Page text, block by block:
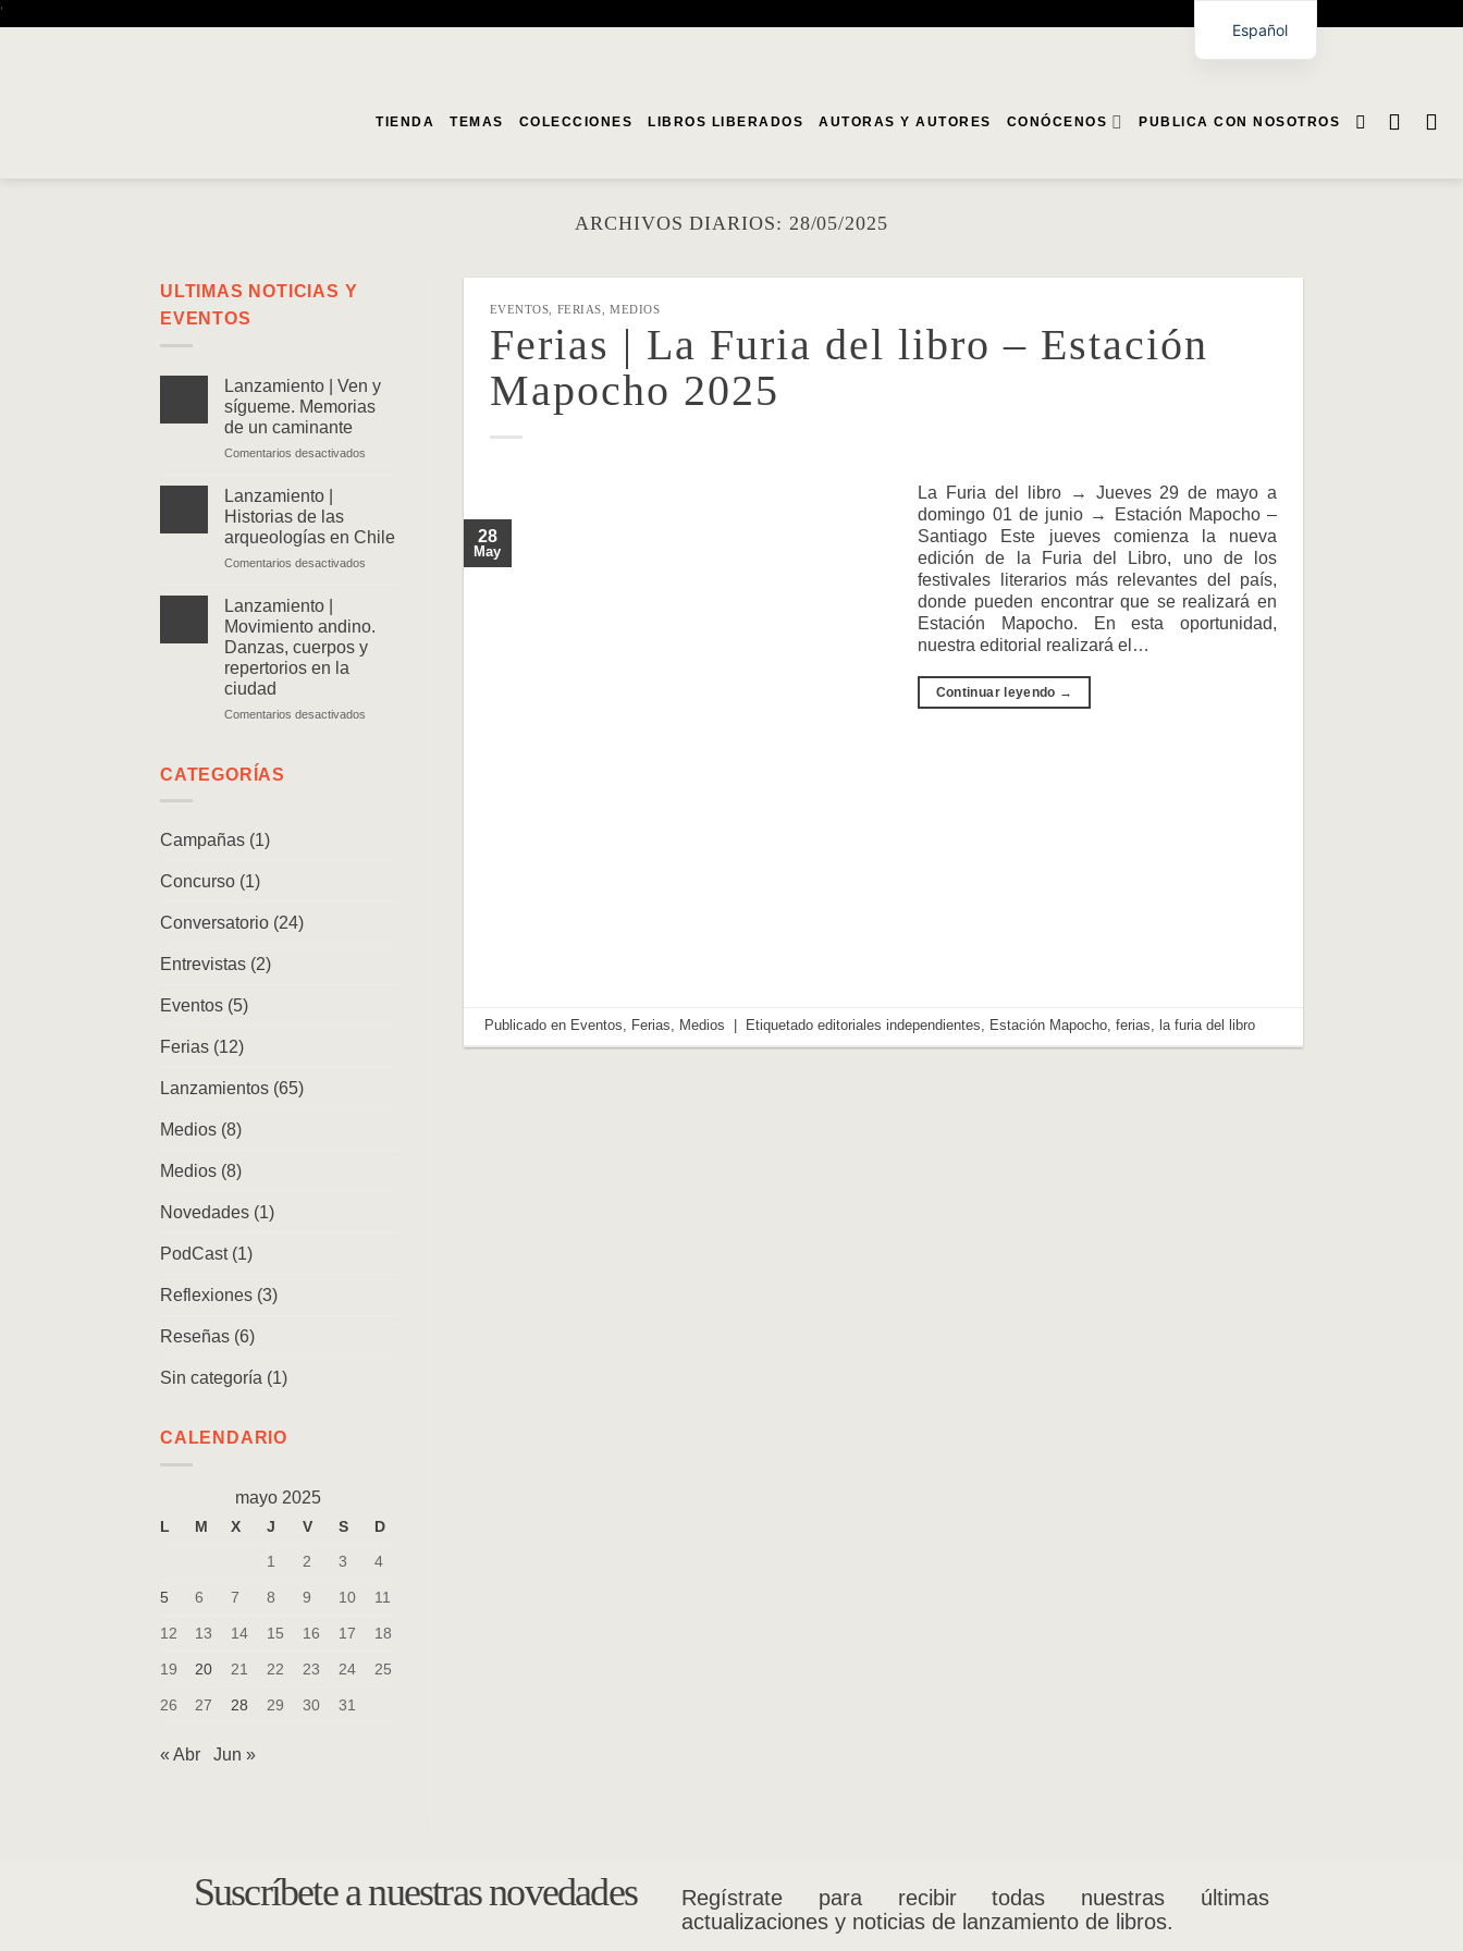
'
TIENDA TEMAS COLECCIONES LIBROS LIBERADOS AUTORAS Y AUTORES CONÓCENOS PUBLICA CON NOSOTROS
ARCHIVOS DIARIOS: 28/05/2025
ULTIMAS NOTICIAS Y
EVENTOS
Lanzamiento | Ven y
sígueme. Memorias
de un caminante
Comentarios desactivados
sígueme.
Lanzamiento |
Historias de las
arqueologías en Chile
Comentarios desactivados
de
las
Lanzamiento |
Movimiento andino.
Danzas, cuerpos y
repertorios en la
ciudad
Comentarios desactivados
CATEGORÍAS
Campañas (1)
Concurso (1)
Conversatorio (24)
Entrevistas (2)
Eventos (5)
Ferias (12)
Lanzamientos (65)
Medios (8)
Medios (8)
Novedades (1)
PodCast(1)
Reflexiones (3)
Reseñas (6)
Sin categoría (1)
CALENDARIO
mayo 2025
L M X J V S
D
1
2 3 4
5 6 7 8 9 10 11
12 13 14 15 16 17 18
19 20 21 22 23 24 25
26 27 28 29 30 31
« Abr Jun »
EVENTOS FERIAS ,MEDIOS
Ferias | La Furia del libro – Estación
Mapocho 2025
28
May
La Furia del libro → Jueves 29 de mayo a
domingo 01 de junio → Estación Mapocho –
Santiago Este jueves comienza la nueva
edición de la Furia del Libro, uno de los
festivales literarios más relevantes del país,
donde pueden encontrar que se realizará en
Estación Mapocho. En esta oportunidad,
nuestra editorial realizará el…
Continuar leyendo →
Publicado en Eventos, Ferias, Medios Etiquetado editoriales independientes, Estación Mapocho, ferias, la furia del libro
Suscríbete a nuestras novedades
Regístrate para recibir todas nuestras últimas
actualizaciones y noticias de lanzamiento de libros.
Español